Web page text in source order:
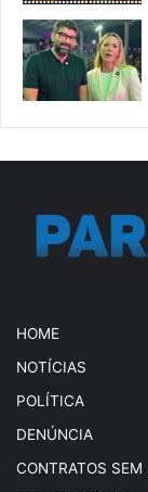
HOME
NOTÍCIAS
POLÍTICA
DENÚNCIA
CONTRATOS SEM